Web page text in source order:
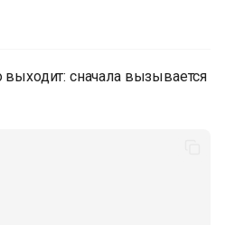
выходит: сначала вызывается